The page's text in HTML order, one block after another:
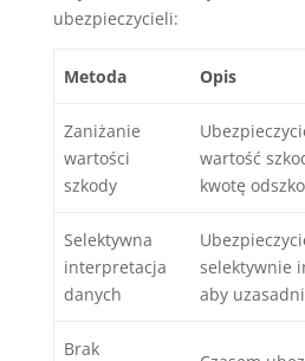
ubezpieczycieli:
Metoda Opis
Zaniżanie
wartości
szkody
wartość
kwotę
Selektywna
interpretacja
danych
selektywnie
aby
Brak